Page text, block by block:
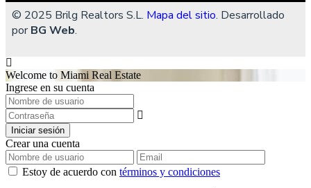
© 2025 Brilg Realtors S.L. Mapa del sitio. Desarrollado
porBG Web.
Welcome to Miami Real Estate
Ingrese en su cuenta
Iniciar sesión
Crear una cuenta
Estoy de acuerdo con términos y condiciones